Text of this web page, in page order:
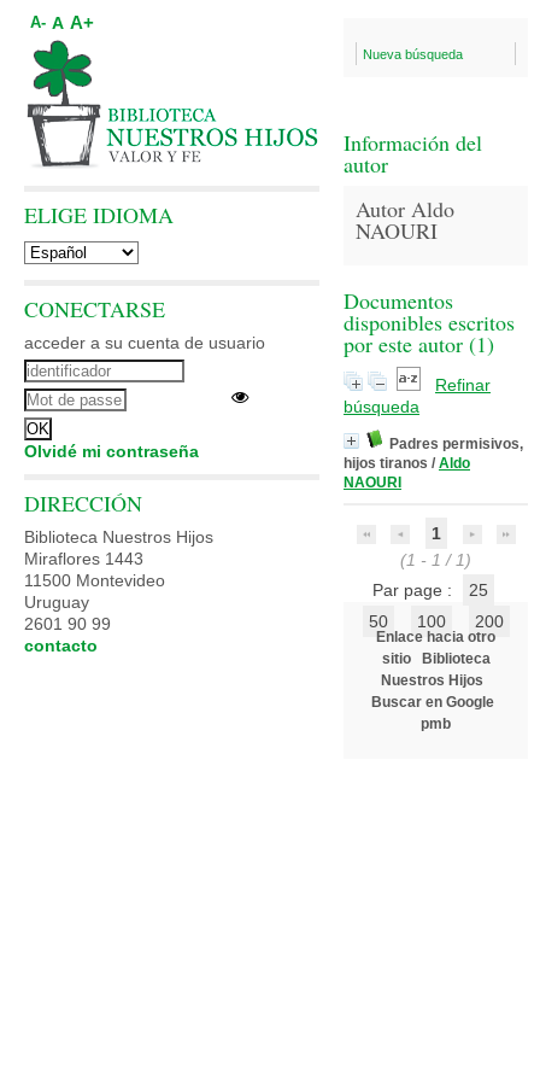
Nueva búsqueda
Información del
autor
Autor Aldo
NAOURI
Documentos
disponibles escritos
por este autor (1)
Refinar
búsqueda
Padres permisivos,
hijos tiranos / Aldo
NAOURI
1
(1 - 1 / 1)
Par page :
25
50
100 200
Enlace hacia otro
sitio
Biblioteca
Nuestros Hijos
Buscar en Google
pmb
A- A A+
ELIGE IDIOMA
CONECTARSE
acceder a su cuenta de usuario
Olvidé mi contraseña
DIRECCIÓN
Biblioteca Nuestros Hijos
Miraflores 1443
11500 Montevideo
Uruguay
2601 90 99
contacto